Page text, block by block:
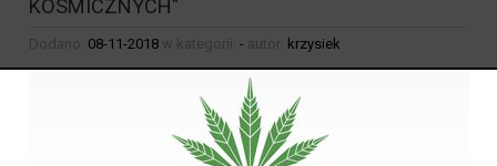
KOSMICZNYCH"
Dodano: 08-11-2018 w kategorii: - autor: krzysiek